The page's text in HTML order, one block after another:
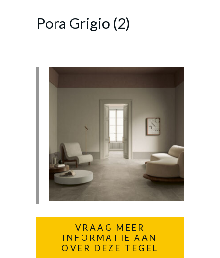
Pora Grigio (2)
VRAAG MEER
INFORMATIE AAN
OVER DEZE TEGEL